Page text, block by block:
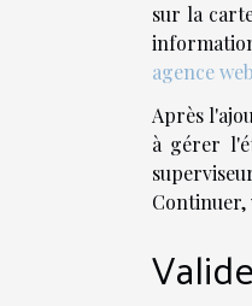
sur la
agence
Après
à gérer
Continuer,